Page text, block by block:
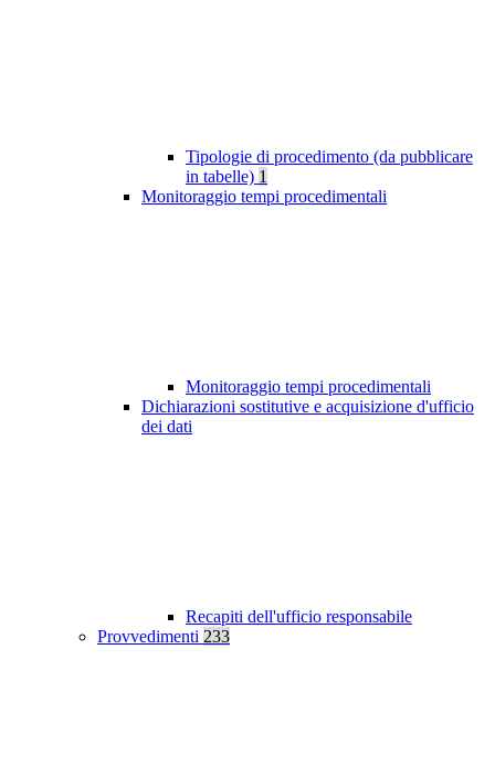
Tipologie di procedimento (da pubblicare
in tabelle) 1
Monitoraggio tempi procedimentali
Monitoraggio tempi procedimentali
Dichiarazioni sostitutive e acquisizione d'ufficio
dei dati
Recapiti dell'ufficio responsabile
Provvedimenti 233